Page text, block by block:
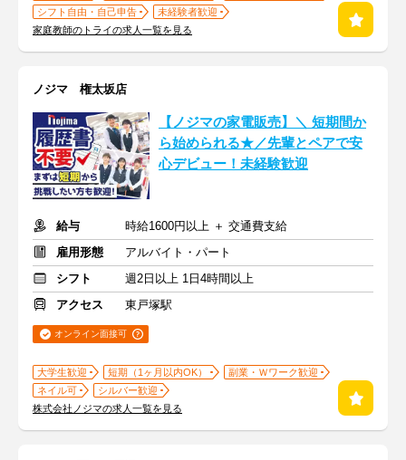
シフト自由・自己申告
未経験者歓迎
家庭教師のトライの求人一覧を見る
ノジマ 権太坂店
【ノジマの家電販売】＼ 短期間か
ら始められる★／先輩とペアで安
心デビュー！未経験歓迎
給与
時給1600円以上 ＋ 交通費支給
雇用形態
アルバイト・パート
シフト
週2日以上 1日4時間以上
アクセス
東戸塚駅
オンライン面接可
大学生歓迎 短期（1ヶ月以内OK）
副業・Ｗワーク歓迎
ネイル可
シルバー歓迎
株式会社ノジマの求人一覧を見る